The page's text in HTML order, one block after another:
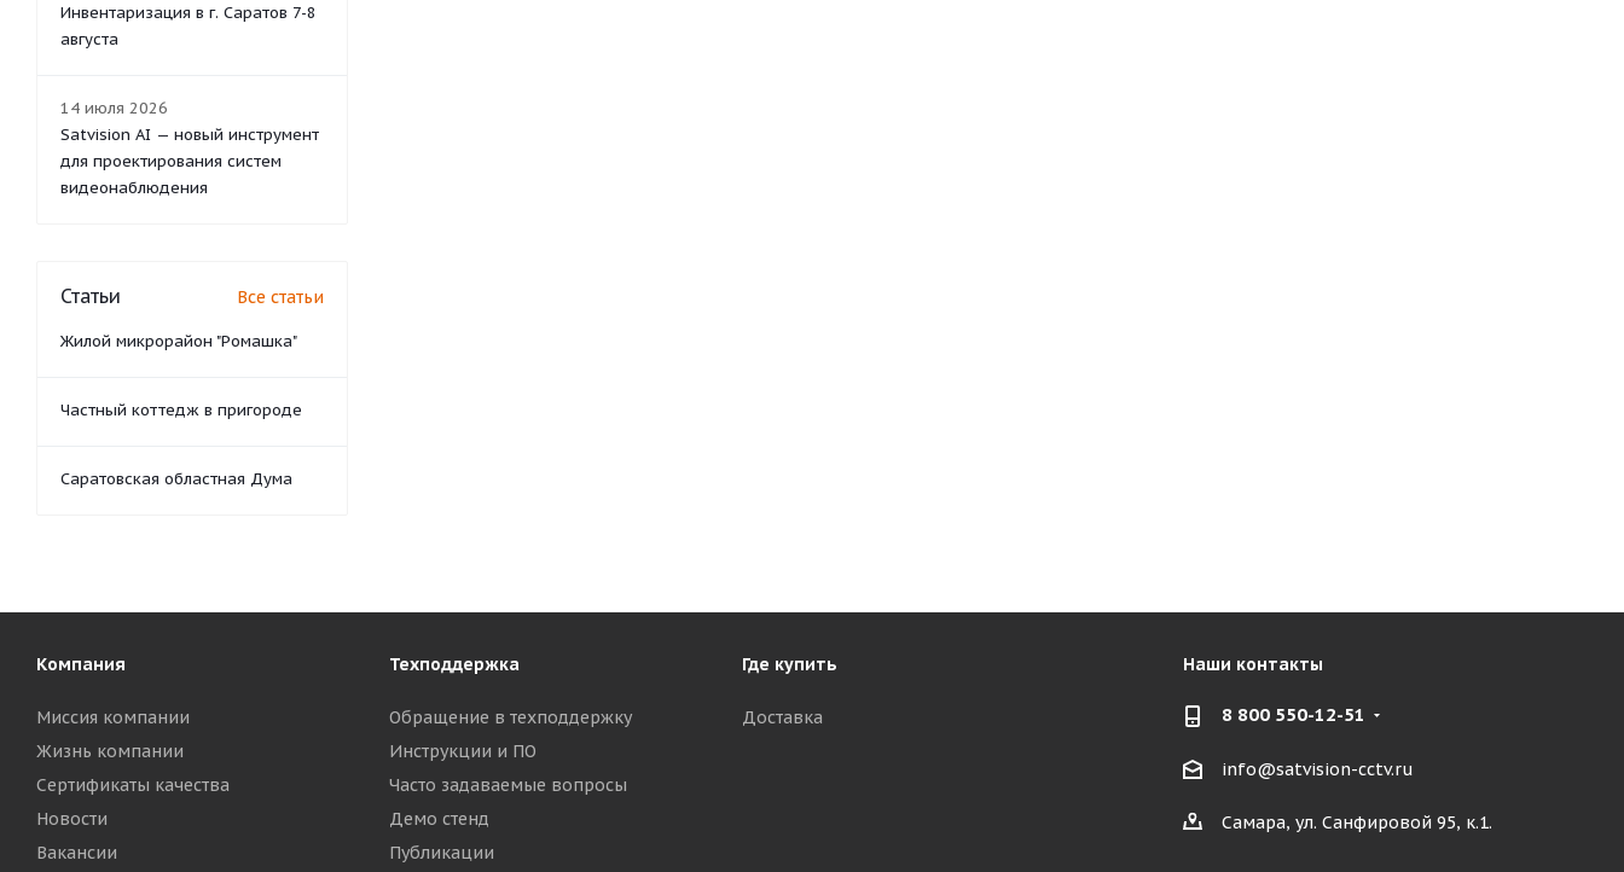
Инвентаризация в г. Саратов 7-8
августа
14 июля 2026
Satvision AI — новый инструмент
для проектирования систем
видеонаблюдения
Статьи Все статьи
Жилой микрорайон "Ромашка"
Частный коттедж в пригороде
Саратовская областная Дума
Компания
Миссия компании
Жизнь компании
Сертификаты качества
Новости
Вакансии
Техподдержка
Обращение в техподдержку
Инструкции и ПО
Часто задаваемые вопросы
Демо стенд
Публикации
Где купить
Доставка
Наши контакты
8 800 550-12-51
info@satvision-cctv.ru
Самара, ул. Санфировой 95, к.1.